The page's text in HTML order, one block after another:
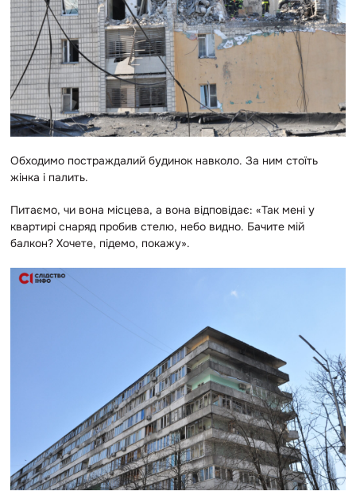
Обходимо постраждалий будинок навколо. За ним стоїть
жінка і палить.
Питаємо, чи вона місцева, а вона відповідає: «Так мені у
квартирі снаряд пробив стелю, небо видно. Бачите мій
балкон? Хочете, підемо, покажу».